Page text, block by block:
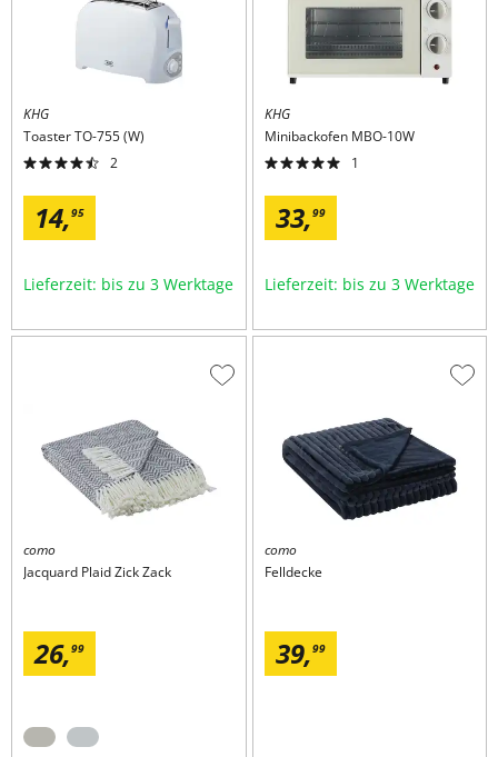
KHG
ToasterTO-755 (W)
2
14,95
Lieferzeit: bis zu 3 Werktage
KHG
Minibackofen MBO-10W
1
33,99
Lieferzeit: bis zu 3 Werktage
como
Jacquard PlaidZick Zack
26,99
Zur
como
Felldecke
39,99
Zur